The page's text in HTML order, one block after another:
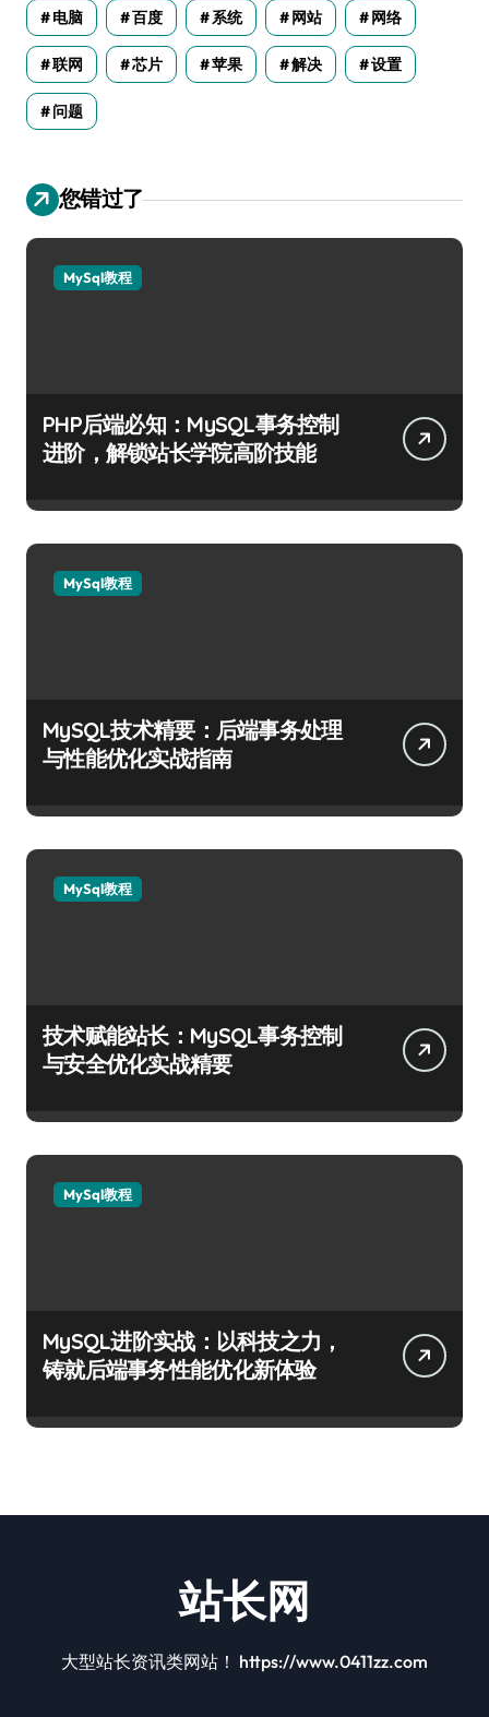
电脑 百度 系统 网站 网络
联网 芯片 苹果 解决 设置
问题
您错过了
MySql教程
PHP后端必知：MySQL事务控制
进阶，解锁站长学院高阶技能
MySql教程
MySQL技术精要：后端事务处理
与性能优化实战指南
MySql教程
技术赋能站长：MySQL事务控制
与安全优化实战精要
MySql教程
MySQL进阶实战：以科技之力，
铸就后端事务性能优化新体验
站长网
大型站长资讯类网站！ https://www.0411zz.com